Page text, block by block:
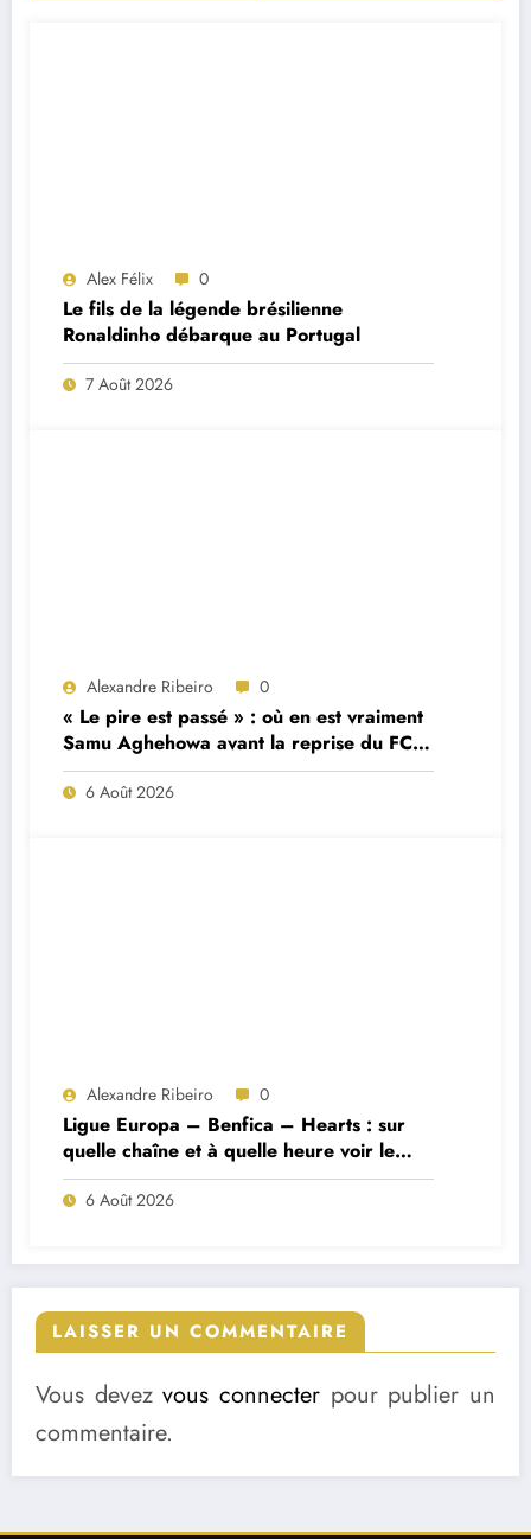
Alex Félix 0
Le fils de la légende brésilienne
Ronaldinho débarque au Portugal
7 Août 2026
Alexandre Ribeiro 0
« Le pire est passé » : où en est vraiment
Samu Aghehowa avant la reprise du FC
Porto ?
6 Août 2026
Alexandre Ribeiro 0
Ligue Europa – Benfica – Hearts : sur
quelle chaîne et à quelle heure voir le
match ?
6 Août 2026
LAISSER UN COMMENTAIRE
Vous devezvous connecter pour publier un
commentaire.